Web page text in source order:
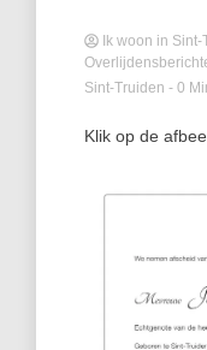
Ik woon in
Sint-Truiden - 0
Klik op de